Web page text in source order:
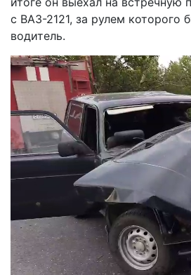
с ВАЗ-2121, за рулем которого
водитель.